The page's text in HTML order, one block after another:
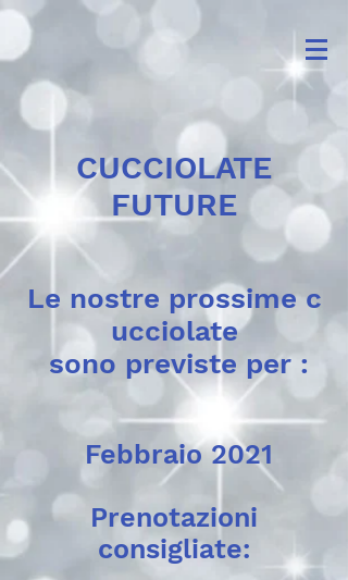
CUCCIOLATE
FUTURE
Le nostre prossime c
ucciolate
sono previste per :
Febbraio 2021
Prenotazioni
consigliate: